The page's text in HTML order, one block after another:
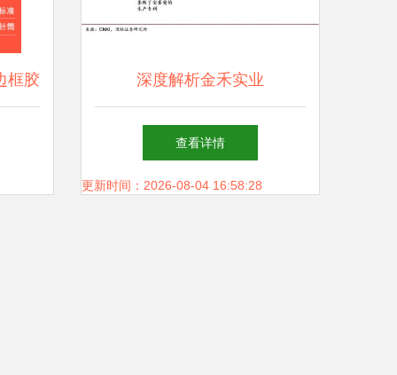
框胶 深度解析金禾实业
（002597） 甜味剂龙头如
何“兴办实业”实现突围？
查看详情
更新时间：2026-08-04 16:58:28